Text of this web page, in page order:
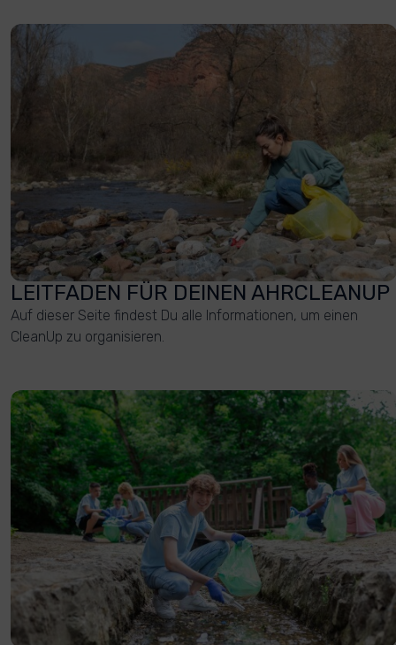
LEITFADEN FÜR DEINEN AHRCLEANUP
Auf dieser Seite findest Du alle Informationen, um einen
CleanUp zu organisieren.